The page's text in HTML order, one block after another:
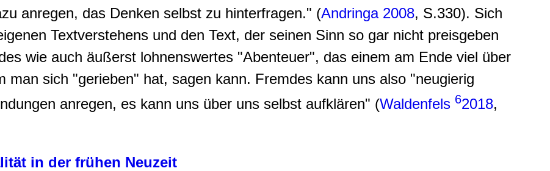
anregen, das Denken selbst zu hinterfragen." (Andringa 2008, S.330). Sich
Textverstehens und den Text, der seinen Sinn so gar nicht preisgeben
wie auch äußerst lohnenswertes "Abenteuer", das einem am Ende viel über
man sich "gerieben" hat, sagen kann. Fremdes kann uns also "neugierig
anregen, es kann uns über uns selbst aufklären" (Waldenfels 62018,
in der frühen Neuzeit